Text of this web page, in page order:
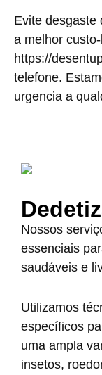
Evite desgaste
a melhor
https://
telefone.
urgencia a
Nossos
essenciais
saudáveis e
Utilizamos
específicos
uma ampla
insetos,